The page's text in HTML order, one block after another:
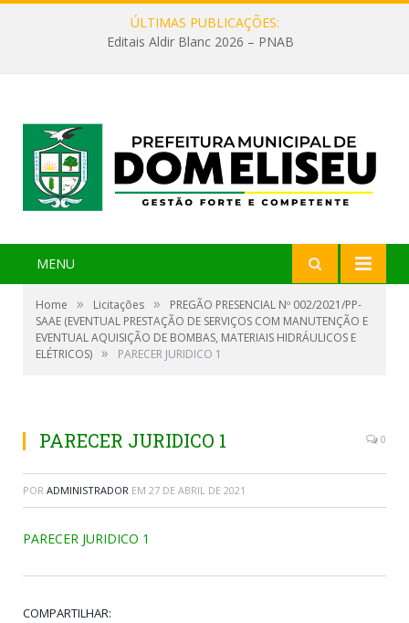
ÚLTIMAS PUBLICAÇÕES:
Editais Aldir Blanc 2026 – PNAB
MENU
Home » Licitações »
PREGÃO PRESENCIAL Nº 002/2021/PP-
SAAE (EVENTUAL PRESTAÇÃO DE SERVIÇOS COM MANUTENÇÃO E
EVENTUAL AQUISIÇÃO DE BOMBAS, MATERIAIS HIDRÁULICOS E
ELÉTRICOS) » PARECER JURIDICO 1
PARECER JURIDICO 1 0
POR ADMINISTRADOR EM 27 DE ABRIL DE 2021
PARECER JURIDICO 1
COMPARTILHAR: